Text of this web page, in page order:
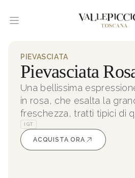
PIEVASCIATA
Pievasciata
Una bellissima
in rosa, che esalta la
freschezza, tratti tipici di
IGT
ACQUISTA ORA